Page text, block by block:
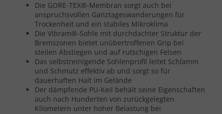
Die GORE-TEX®-Membran sorgt auch bei
anspruchsvollen Ganztageswanderungen für
Trockenheit und ein stabiles Mikroklima
Die Vibram®-Sohle mit durchdachter Struktur der
Bremszonen bietet unübertroffenen Grip bei
steilen Abstiegen und auf rutschigen Felsen
Das selbstreinigende Sohlenprofil leitet Schlamm
und Schmutz effektiv ab und sorgt so für
dauerhaften Halt im Gelände
Der dämpfende PU-Keil behält seine Eigenschaften
auch nach Hunderten von zurückgelegten
Kilometern unter hoher Belastung bei